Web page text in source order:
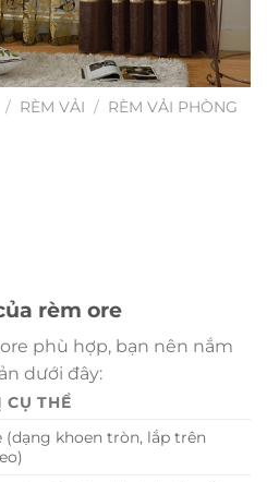
/ RÈM VẢI / RÈM VẢI PHÒNG
rèm ore
phù hợp, bạn nên nắm
dưới đây:
CỤ THỂ
(dạng khoen tròn, lắp trên